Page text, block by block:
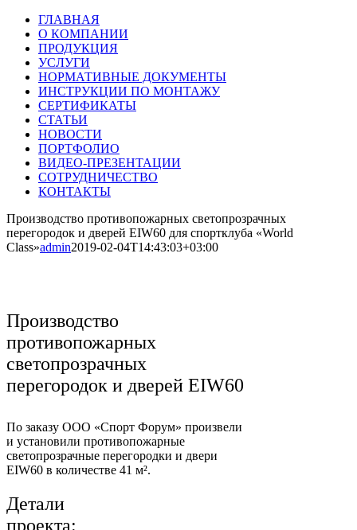
ГЛАВНАЯ
О КОМПАНИИ
ПРОДУКЦИЯ
УСЛУГИ
НОРМАТИВНЫЕ ДОКУМЕНТЫ
ИНСТРУКЦИИ ПО МОНТАЖУ
СЕРТИФИКАТЫ
СТАТЬИ
НОВОСТИ
ПОРТФОЛИО
ВИДЕО-ПРЕЗЕНТАЦИИ
СОТРУДНИЧЕСТВО
КОНТАКТЫ
Производство противопожарных светопрозрачных
перегородок и дверей EIW60 для спортклуба «World
Class»admin2019-02-04T14:43:03+03:00
Производство
противопожарных
светопрозрачных
перегородок и дверей EIW60
По заказу ООО «Спорт Форум» произвели
и установили противопожарные
светопрозрачные перегородки и двери
EIW60 в количестве 41 м².
Детали
проекта: